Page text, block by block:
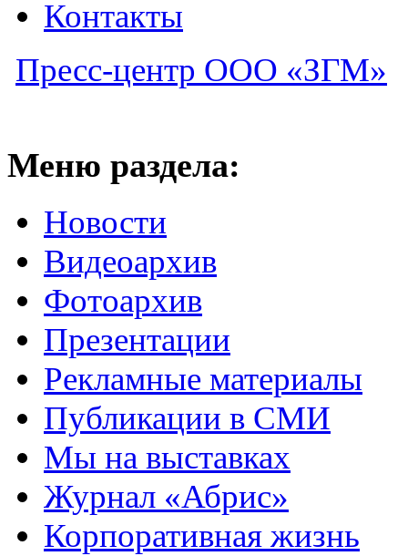
Контакты
Пресс-центр ООО «ЗГМ»
Меню раздела:
Новости
Видеоархив
Фотоархив
Презентации
Рекламные материалы
Публикации в СМИ
Мы на выставках
Журнал «Абрис»
Корпоративная жизнь